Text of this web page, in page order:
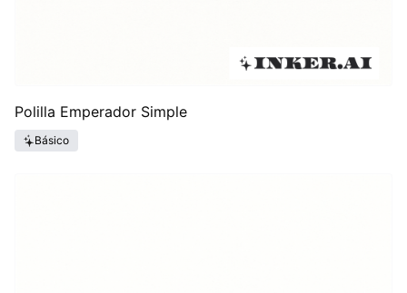
Polilla Emperador Simple
Básico